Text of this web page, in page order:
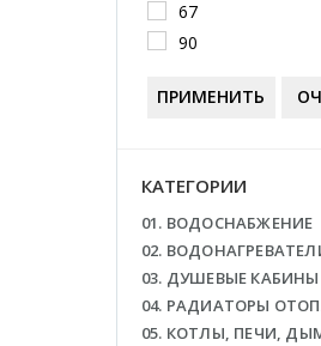
67
90
ПРИМЕНИТЬ
КАТЕГОРИИ
01. ВОДОСНАБЖЕНИЕ
02.
03. ДУШЕВЫЕ КАБИНЫ
04. РАДИАТОРЫ
05. КОТЛЫ, ПЕЧИ,